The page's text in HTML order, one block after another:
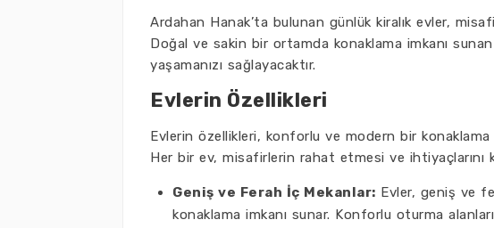
Ardahan Hanak’ta bulunan günlük kiralık evler,
Doğal ve sakin bir ortamda konaklama imkanı
yaşamanızı sağlayacaktır.
Evlerin Özellikleri
Evlerin özellikleri, konforlu ve modern bir
Her bir ev, misafirlerin rahat etmesi ve ihtiyaçlarını
Geniş ve Ferah İç Mekanlar: Evler, geniş ve
konaklama imkanı sunar. Konforlu oturma